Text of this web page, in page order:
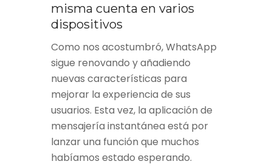
misma cuenta en varios
dispositivos
Como nos acostumbró, WhatsApp
sigue renovando y añadiendo
nuevas características para
mejorar la experiencia de sus
usuarios. Esta vez, la aplicación de
mensajería instantánea está por
lanzar una función que muchos
habíamos estado esperando.